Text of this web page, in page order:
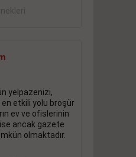
yelpazenizi,
en etkili yolu broşür
ev ve ofislerinin
ancak gazete
olmaktadır.